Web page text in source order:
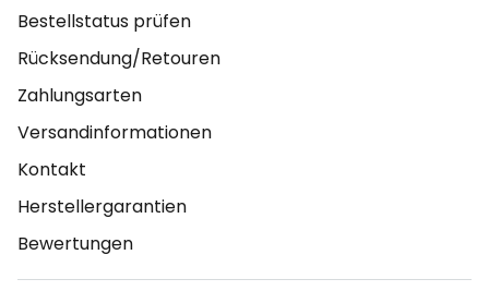
Bestellstatus prüfen
Rücksendung/Retouren
Zahlungsarten
Versandinformationen
Kontakt
Herstellergarantien
Bewertungen